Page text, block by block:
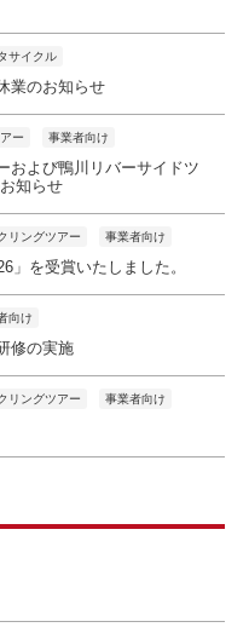
サイクル
業のお知らせ
ー 事業者向け
および鴨川リバーサイドツ
知らせ
リングツアー 事業者向け
」を受賞いたしました。
向け
修の実施
リングツアー 事業者向け